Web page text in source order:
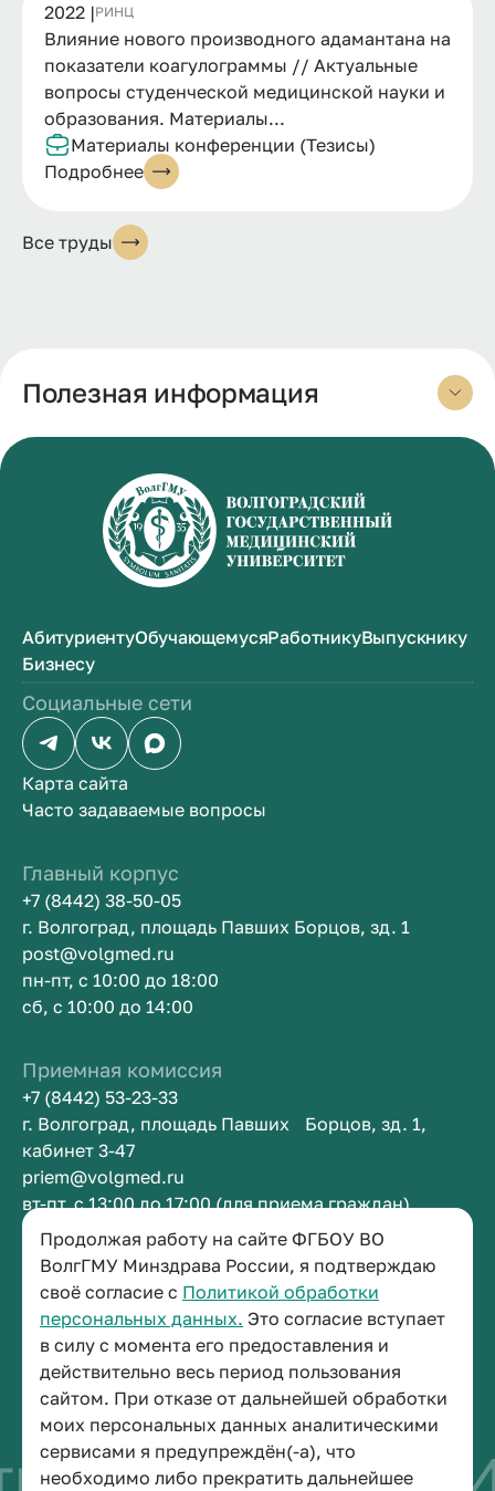
Продолжая работу на сайте ФГБОУ ВО
ВолгГМУ Минздрава России, я подтверждаю
своё согласие с Политикой обработки
персональных данных. Это согласие вступает
в силу с момента его предоставления и
действительно весь период пользования
сайтом. При отказе от дальнейшей обработки
моих персональных данных аналитическими
сервисами я предупреждён(-а), что
необходимо либо прекратить дальнейшее
2022 |РИНЦ
Влияние нового производного адамантана на
показатели коагулограммы // Актуальные
вопросы студенческой медицинской науки и
образования. Материалы...
Материалы конференции (Тезисы)
Подробнее
Все труды
Полезная информация
АбитуриентуОбучающемусяРаботникуВыпускнику
Бизнесу
Социальные сети
Карта сайта
Часто задаваемые вопросы
Главный корпус
+7 (8442) 38-50-05
г. Волгоград, площадь Павших Борцов, зд. 1
post@volgmed.ru
пн-пт, с 10:00 до 18:00
сб, с 10:00 до 14:00
Приемная комиссия
+7 (8442) 53-23-33
г. Волгоград, площадь Павших Борцов, зд. 1,
кабинет 3-47
priem@volgmed.ru
вт-пт, с 13:00 до 17:00 (для приема граждан)
Приемная ректора
+7 (8442) 38-50-05
г. Волгоград, площадь Павших Борцов, зд. 1,
кабинет 3-11
post@volgmed.ru
пн-пт, с 08.30 до 17.00 (перерыв с 12.30 до 13.00)
быть врачом